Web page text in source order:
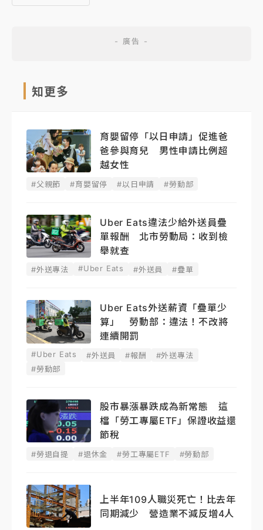
知更多
育嬰留停「以日申請」促進爸
爸參與育兒 男性申請比例超
越女性
#父親節 #育嬰留停 #以日申請 #勞動部
Uber Eats違法少給外送員疊
單報酬 北市勞動局：收到檢
舉就查
#外送專法 #Uber Eats #外送員 #疊單
Uber Eats外送薪資「疊單少
算」 勞動部：違法！不改將
連續開罰
#Uber Eats #外送員 #報酬
#外送專法
#勞動部
股市暴漲暴跌成為新常態 這
檔「勞工專屬ETF」保證收益還
節稅
#勞退自提 #退休金 #勞工專屬ETF #勞動部
上半年109人職災死亡！比去年
同期減少 營造業不減反增4人